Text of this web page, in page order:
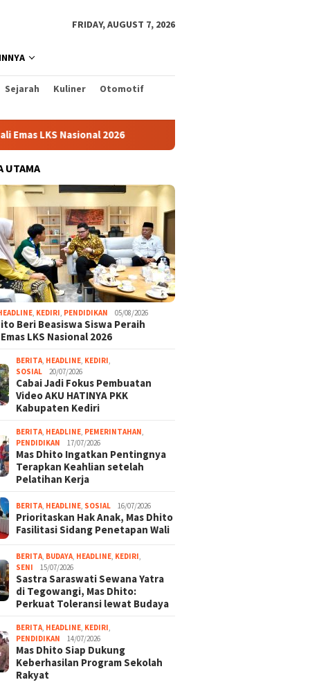
FRIDAY, AUGUST 7, 2026
Sejarah Kuliner Otomotif
2026 Cabai Jadi Fokus Pembuatan Video AKU
UTAMA
KEDIRI PENDIDIKAN 05/08/2026
Beri Beasiswa Siswa Peraih
LKS Nasional 2026
BERITA HEADLINE KEDIRI
SOSIAL
20/07/2026
Cabai Jadi Fokus Pembuatan
Video AKU HATINYA PKK
Kabupaten Kediri
BERITA HEADLINE PEMERINTAHAN
PENDIDIKAN
17/07/2026
Mas Dhito Ingatkan Pentingnya
Terapkan Keahlian setelah
Pelatihan Kerja
BERITA HEADLINE SOSIAL 16/07/2026
Prioritaskan Hak Anak, Mas Dhito
Fasilitasi Sidang Penetapan Wali
BERITA BUDAYA HEADLINE KEDIRI
SENI
15/07/2026
Sastra Saraswati Sewana Yatra
di Tegowangi, Mas Dhito:
Perkuat Toleransi lewat Budaya
BERITA HEADLINE KEDIRI
PENDIDIKAN
14/07/2026
Mas Dhito Siap Dukung
Keberhasilan Program Sekolah
Rakyat